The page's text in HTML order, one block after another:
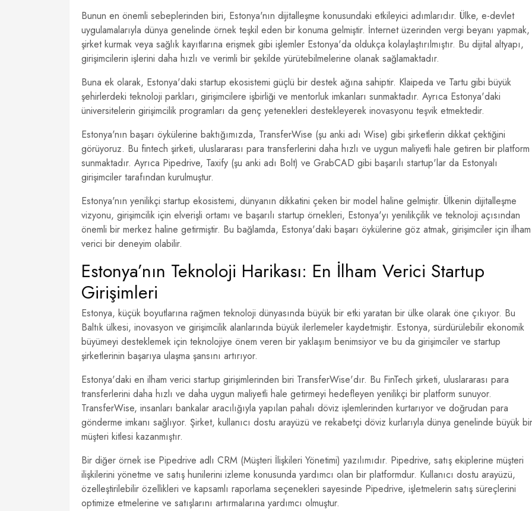
Bunun en önemli sebeplerinden biri, Estonya'nın dijitalleşme konusundaki etkileyici adımlarıdır. Ülke, e-devlet
uygulamalarıyla dünya genelinde örnek teşkil eden bir konuma gelmiştir. İnternet üzerinden vergi beyanı yapmak,
şirket kurmak veya sağlık kayıtlarına erişmek gibi işlemler Estonya'da oldukça kolaylaştırılmıştır. Bu dijital altyapı,
girişimcilerin işlerini daha hızlı ve verimli bir şekilde yürütebilmelerine olanak sağlamaktadır.
Buna ek olarak, Estonya'daki startup ekosistemi güçlü bir destek ağına sahiptir. Klaipeda ve Tartu gibi büyük
şehirlerdeki teknoloji parkları, girişimcilere işbirliği ve mentorluk imkanları sunmaktadır. Ayrıca Estonya'daki
üniversitelerin girişimcilik programları da genç yetenekleri destekleyerek inovasyonu teşvik etmektedir.
Estonya'nın başarı öykülerine baktığımızda, TransferWise (şu anki adı Wise) gibi şirketlerin dikkat çektiğini
görüyoruz. Bu fintech şirketi, uluslararası para transferlerini daha hızlı ve uygun maliyetli hale getiren bir platform
sunmaktadır. Ayrıca Pipedrive, Taxify (şu anki adı Bolt) ve GrabCAD gibi başarılı startup'lar da Estonyalı
girişimciler tarafından kurulmuştur.
Estonya'nın yenilikçi startup ekosistemi, dünyanın dikkatini çeken bir model haline gelmiştir. Ülkenin dijitalleşme
vizyonu, girişimcilik için elverişli ortamı ve başarılı startup örnekleri, Estonya'yı yenilikçilik ve teknoloji açısından
önemli bir merkez haline getirmiştir. Bu bağlamda, Estonya'daki başarı öykülerine göz atmak, girişimciler için ilham
verici bir deneyim olabilir.
Estonya’nın Teknoloji Harikası: En İlham Verici Startup
Girişimleri
Estonya, küçük boyutlarına rağmen teknoloji dünyasında büyük bir etki yaratan bir ülke olarak öne çıkıyor. Bu
Baltık ülkesi, inovasyon ve girişimcilik alanlarında büyük ilerlemeler kaydetmiştir. Estonya, sürdürülebilir ekonomik
büyümeyi desteklemek için teknolojiye önem veren bir yaklaşım benimsiyor ve bu da girişimciler ve startup
şirketlerinin başarıya ulaşma şansını artırıyor.
Estonya'daki en ilham verici startup girişimlerinden biri TransferWise'dır. Bu FinTech şirketi, uluslararası para
transferlerini daha hızlı ve daha uygun maliyetli hale getirmeyi hedefleyen yenilikçi bir platform sunuyor.
TransferWise, insanları bankalar aracılığıyla yapılan pahalı döviz işlemlerinden kurtarıyor ve doğrudan para
gönderme imkanı sağlıyor. Şirket, kullanıcı dostu arayüzü ve rekabetçi döviz kurlarıyla dünya genelinde büyük bir
müşteri kitlesi kazanmıştır.
Bir diğer örnek ise Pipedrive adlı CRM (Müşteri İlişkileri Yönetimi) yazılımıdır. Pipedrive, satış ekiplerine müşteri
ilişkilerini yönetme ve satış hunilerini izleme konusunda yardımcı olan bir platformdur. Kullanıcı dostu arayüzü,
özelleştirilebilir özellikleri ve kapsamlı raporlama seçenekleri sayesinde Pipedrive, işletmelerin satış süreçlerini
optimize etmelerine ve satışlarını artırmalarına yardımcı olmuştur.